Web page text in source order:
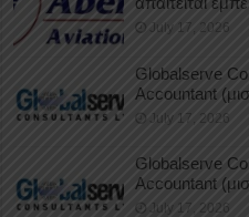
July 17, 2026
Globalserve
Accountant
July 17, 2026
Globalserve
Accountant
July 17, 2026